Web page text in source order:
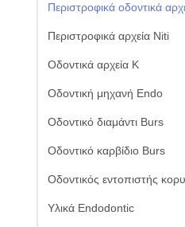
Περιστροφικά οδοντικά
Περιστροφικά αρχεία Niti
Οδοντικά αρχεία Κ
Οδοντική μηχανή Endo
Οδοντικό διαμάντι Burs
Οδοντικό καρβίδιο Burs
Οδοντικός εντοπιστής
Υλικά Endodontic